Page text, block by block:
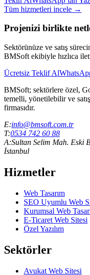
Tüm hizmetleri incele →
Projenizi birlikte
Sektörünüze ve satış
BMSoft ekibiyle hızlıca
Ücretsiz Teklif Al
BMSoft; sektörlere özel,
temelli, yönetilebilir ve
firmasıdır.
E:info@bmsoft.com.tr
T:0534 742 60 88
A:Sultan Selim Mah. Eski
İstanbul
Hizmetler
Web Tasarım
SEO Uyumlu Web
Kurumsal Web
E-Ticaret Web Sitesi
Özel Yazılım
Sektörler
Avukat Web Sitesi